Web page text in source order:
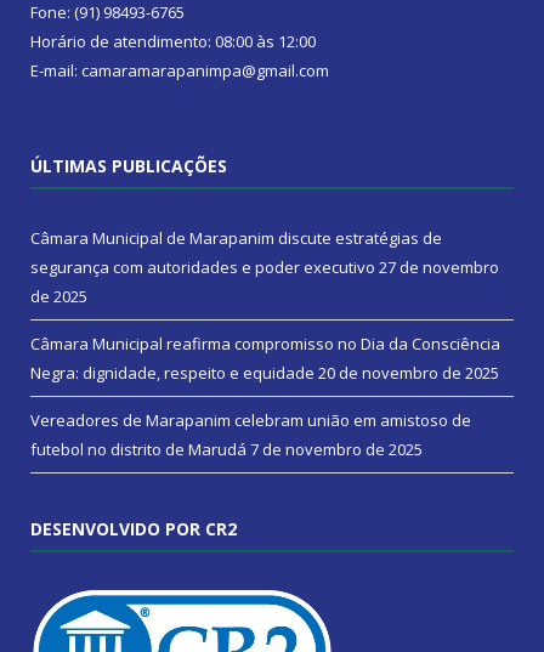
Fone: (91) 98493-6765
Horário de atendimento: 08:00 às 12:00
E-mail: camaramarapanimpa@gmail.com
ÚLTIMAS PUBLICAÇÕES
Câmara Municipal de Marapanim discute estratégias de
segurança com autoridades e poder executivo 27 de novembro
de 2025
Câmara Municipal reafirma compromisso no Dia da Consciência
Negra: dignidade, respeito e equidade 20 de novembro de 2025
Vereadores de Marapanim celebram união em amistoso de
futebol no distrito de Marudá 7 de novembro de 2025
DESENVOLVIDO POR CR2